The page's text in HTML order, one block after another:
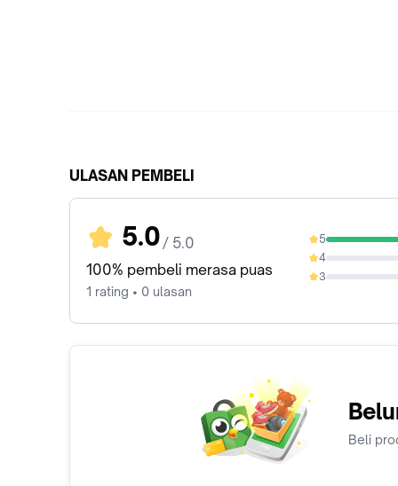
ULASAN PEMBELI
5.0 / 5.0
100% pembeli merasa puas
1 rating • 0 ulasan
5
100%
4
0%
3
0%
Beli